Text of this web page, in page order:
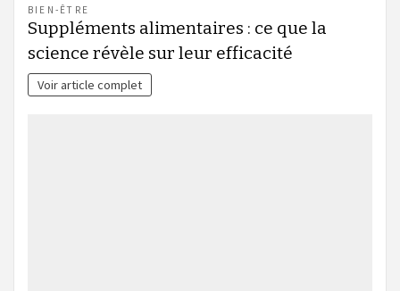
BIEN-ÊTRE
Suppléments alimentaires : ce que la
science révèle sur leur efficacité
Voir article complet